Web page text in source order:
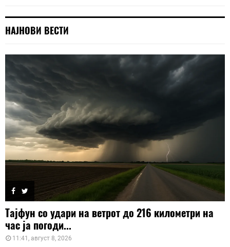
НАЈНОВИ ВЕСТИ
Тајфун со удари на ветрот до 216 километри на
час ја погоди...
11:41, август 8, 2026